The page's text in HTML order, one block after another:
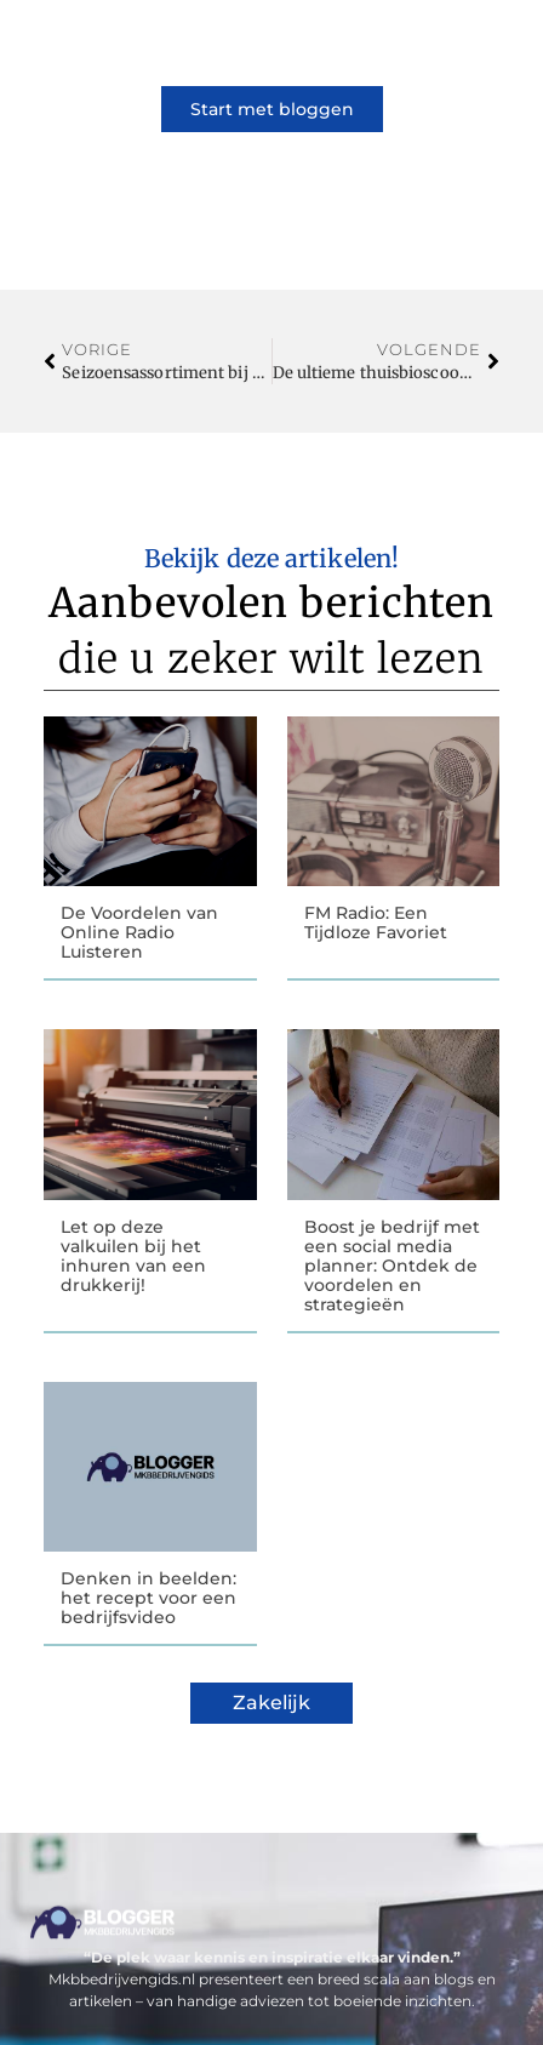
Start met bloggen
VORIGE
Seizoensassortiment bij de Ijssalon en grondstoffenleverancier
VOLGENDE
De ultieme thuisbioscoop: zo maak je hem compleet
Bekijk deze artikelen!
Aanbevolen berichten
die u zeker wilt lezen
De Voordelen van
Online Radio
Luisteren
FM Radio: Een
Tijdloze Favoriet
Let op deze
valkuilen bij het
inhuren van een
drukkerij!
Boost je bedrijf met
een social media
planner: Ontdek de
voordelen en
strategieën
Denken in beelden:
het recept voor een
bedrijfsvideo
Zakelijk
“De plek waar kennis en inspiratie elkaar vinden.”
Mkbbedrijvengids.nl presenteert een breed scala aan blogs en
artikelen – van handige adviezen tot boeiende inzichten.